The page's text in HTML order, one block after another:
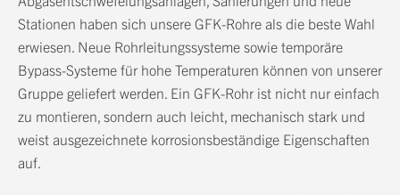
Stationen haben sich unsere GFK-Rohre als die beste Wahl
erwiesen. Neue Rohrleitungssysteme sowie temporäre
Bypass-Systeme für hohe Temperaturen können von unserer
Gruppe geliefert werden. Ein GFK-Rohr ist nicht nur einfach
zu montieren, sondern auch leicht, mechanisch stark und
weist ausgezeichnete korrosionsbeständige Eigenschaften
auf.